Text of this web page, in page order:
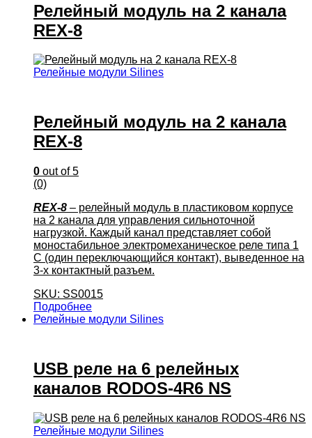
Релейный модуль на 2 канала
REX-8
Релейные модули Silines
Релейный модуль на 2 канала
REX-8
0 out of 5
(0)
REX-8 – релейный модуль в пластиковом корпусе
на 2 канала для управления сильноточной
нагрузкой. Каждый канал представляет собой
моностабильное электромеханическое реле типа 1
C (один переключающийся контакт), выведенное на
3-х контактный разъем.
SKU: SS0015
Подробнее
Релейные модули Silines
USB реле на 6 релейных
каналов RODOS-4R6 NS
Релейные модули Silines